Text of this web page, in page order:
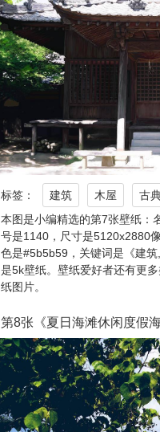
标签： 建筑 木屋 古
本图是小编精选的第7张壁纸：
号是1140，尺寸是5120x2880
色是#5b5b59，关键词是《建
是5k壁纸。壁纸爱好者还有更
纸图片。
第8张《夏日海滩休闲度假